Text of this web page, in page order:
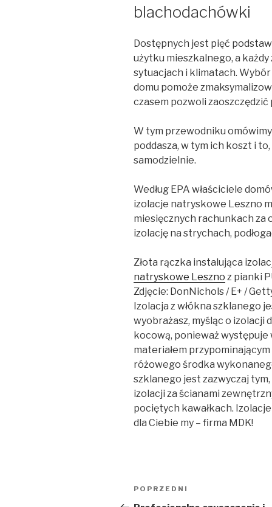
blachodachówki
Dostępnych jest pięć
użytku mieszkalnego, a
sytuacjach i klimatach.
domu pomoże
czasem pozwoli
W tym przewodniku
poddasza, w tym ich koszt i
samodzielnie.
Według EPA właściciele
izolacje natryskowe Leszno
miesięcznych rachunkach za
izolację na strychach,
Złota rączka instalująca
natryskowe Leszno z pianki
Zdjęcie: DonNichols / E+ /
Izolacja z włókna szklanego
wyobrażasz, myśląc o izolacji
kocową, ponieważ
materiałem
różowego środka
szklanego jest zazwyczaj
izolacji za ścianami
pociętych kawałkach.
dla Ciebie my – firma MDK!
Nawigacja
Poprzedni
POPRZEDNI